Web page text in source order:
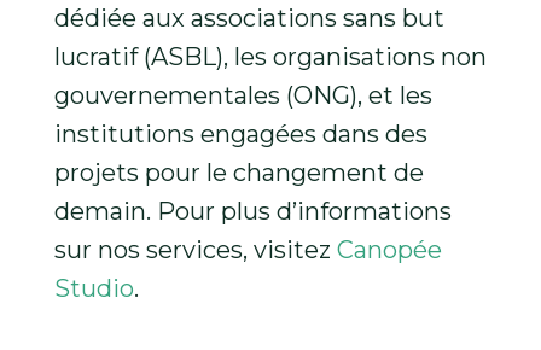
dédiée aux associations sans but
lucratif (ASBL), les organisations non
gouvernementales (ONG), et les
institutions engagées dans des
projets pour le changement de
demain. Pour plus d’informations
sur nos services, visitez Canopée
Studio.